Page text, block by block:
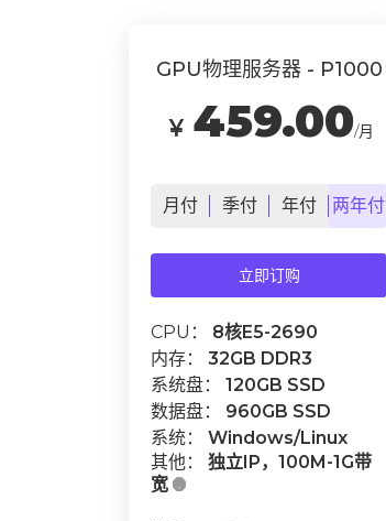
GPU物理服务器 - P1000
￥ 459.00/月
月 付 季付 年付 两年付
立即订购
CPU： 8核E5-2690
内存： 32GB DDR3
系统盘： 120GB SSD
数据盘： 960GB SSD
系统： Windows/Linux
其他： 独立IP，100M-1G带
宽 